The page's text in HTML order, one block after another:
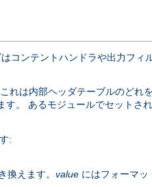
コンテントハンドラや出力フ
れは内部ヘッダテーブルのどれ
す。 あるモジュールでセットさ
:
換えます。 value にはフォーマッ